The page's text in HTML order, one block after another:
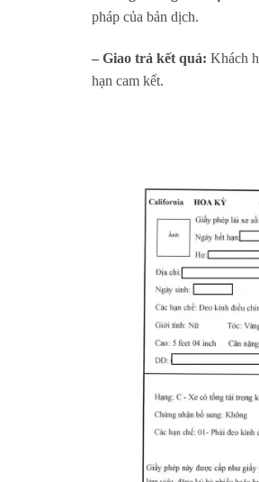
pháp của bản dịch.
– Giao trả kết quả: Khách
hạn cam kết.